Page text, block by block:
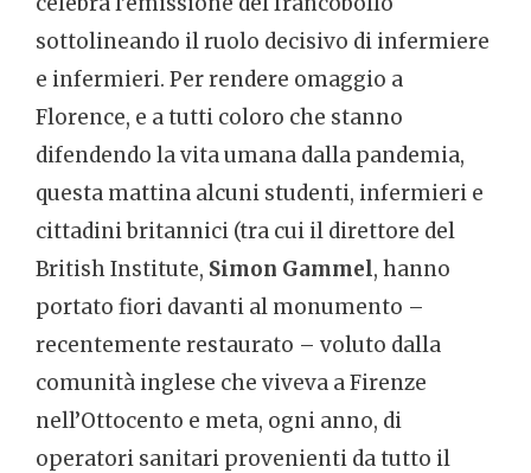
sottolineando il ruolo decisivo di infermiere
e infermieri. Per rendere omaggio a
Florence, e a tutti coloro che stanno
difendendo la vita umana dalla pandemia,
questa mattina alcuni studenti, infermieri e
cittadini britannici (tra cui il direttore del
British Institute, Simon Gammel, hanno
portato fiori davanti al monumento –
recentemente restaurato – voluto dalla
comunità inglese che viveva a Firenze
nell’Ottocento e meta, ogni anno, di
operatori sanitari provenienti da tutto il